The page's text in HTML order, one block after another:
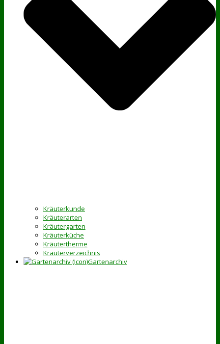
Kräuterkunde
Kräuterarten
Kräutergarten
Kräuterküche
Kräutertherme
Kräuterverzeichnis
Gartenarchiv